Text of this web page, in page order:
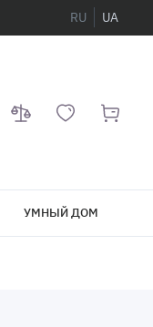
RU UA
УМНЫЙ ДОМ